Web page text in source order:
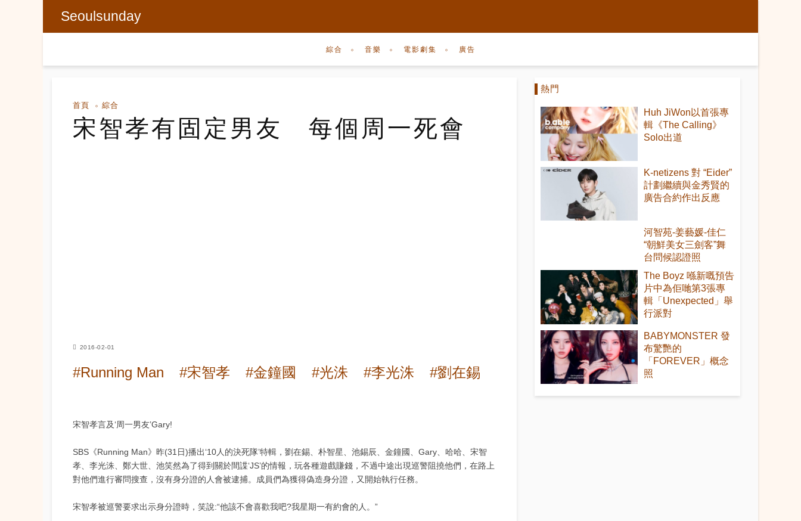
Seoulsunday
綜合 音樂 電影劇集 廣告
首頁 綜合
宋智孝有固定男友 每個周一死會
2016-02-01
#Running Man #宋智孝 #金鐘國 #光洙 #李光洙 #劉在錫
宋智孝言及‘周一男友’Gary!
SBS《Running Man》昨(31日)播出‘10人的決死隊’特輯，劉在錫、朴智星、池錫辰、金鐘國、Gary、哈哈、宋智
孝、李光洙、鄭大世、池笑然為了得到關於間諜‘JS’的情報，玩各種遊戲賺錢，不過中途出現巡警阻撓他們，在路上
對他們進行審問搜查，沒有身分證的人會被逮捕。成員們為獲得偽造身分證，又開始執行任務。
宋智孝被巡警要求出示身分證時，笑說:“他該不會喜歡我吧?我星期一有約會的人。”
熱門
Huh JiWon以首張專
輯《The Calling》
Solo出道
K-netizens 對 “Eider”
計劃繼續與金秀賢的
廣告合約作出反應
河智苑-姜藝媛-佳仁
“朝鮮美女三劍客”舞
台問候認證照
The Boyz 喺新嘅預告
片中為佢哋第3張專
輯「Unexpected」舉
行派對
BABYMONSTER 發
布驚艷的
「FOREVER」概念
照